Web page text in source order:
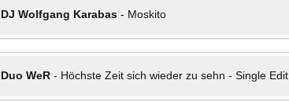
DJ Wolfgang Karabas- Moskito
Duo WeR- Höchste Zeit sich wieder zu sehn - Single Edit